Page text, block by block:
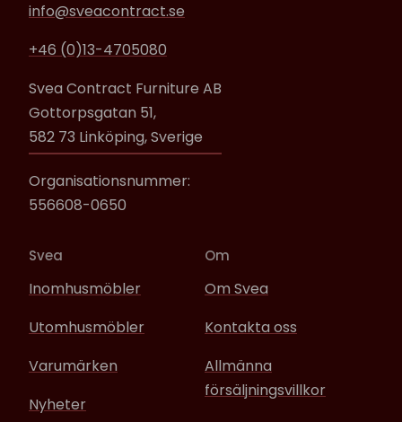
info@sveacontract.se
+46 (0)13-4705080
Svea Contract Furniture AB
Gottorpsgatan 51,
582 73 Linköping, Sverige
Organisationsnummer:
556608-0650
Svea
Inomhusmöbler
Utomhusmöbler
Varumärken
Nyheter
Om
Om Svea
Kontakta oss
Allmänna
försäljningsvillkor